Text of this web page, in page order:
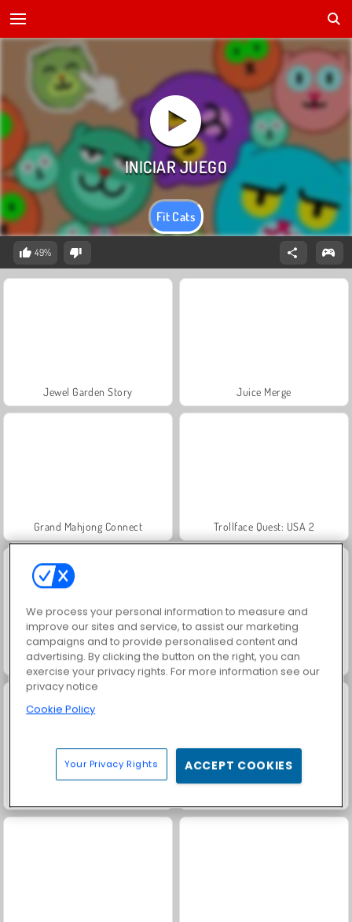
Fit Cats
49%
Jewel Garden Story Juice Merge
Grand Mahjong Connect Trollface Quest: USA 2
Masha and the Bear: Meadows Solitario FRVR
We process your personal information to measure and
improve our sites and service, to assist our marketing
campaigns and to provide personalised content and
advertising. By clicking the button on the right, you can
exercise your privacy rights. For more information see our
privacy notice
Cookie Policy
Your Privacy Rights ACCEPT COOKIES